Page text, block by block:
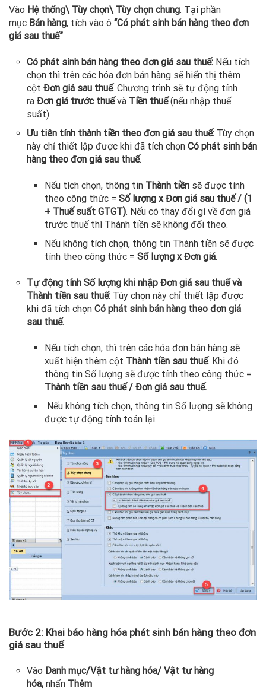
Vào Hệ thống\ Tùy chọn\ Tùy chọn chung. Tại phần
mục Bán hàng, tích vào ô “Có phát sinh bán hàng theo đơn
giá sau thuế”
Có phát sinh bán hàng theo đơn giá sau thuế: Nếu tích
chọn thì trên các hóa đơn bán hàng sẽ hiển thị thêm
cột Đơn giá sau thuế. Chương trình sẽ tự động tính
ra Đơn giá trước thuếvà Tiền thuế(nếu nhập thuế
suất).
Ưu tiên tính thành tiền theo đơn giá sau thuế: Tùy chọn
này chỉ thiết lập được khi đã tích chọn Có phát sinh bán
hàng theo đơn giá sau thuế.
Nếu tích chọn, thông tin Thành tiền sẽ được tính
theo công thức = Số lượng x Đơn giá sau thuế / (1
+ Thuế suất GTGT). Nếu có thay đổi gì về đơn giá
trước thuế thì Thành tiền sẽ không đổi theo.
Nếu không tích chọn, thông tin Thành tiền sẽ được
tính theo công thức = Số lượng x Đơn giá.
Tự động tính Số lượng khi nhập Đơn giá sau thuế và
Thành tiền sau thuế: Tùy chọn này chỉ thiết lập được
khi đã tích chọn Có phát sinh bán hàng theo đơn giá
sau thuế.
Nếu tích chọn, thì trên các hóa đơn bán hàng sẽ
xuất hiện thêm cột Thành tiền sau thuế. Khi đó
thông tin Số lượng sẽ được tính theo công thức =
Thành tiền sau thuế / Đơn giá sau thuế.
Nếu không tích chọn, thông tin Số lượng sẽ không
được tự động tính toán lại.
Bước 2: Khai báo hàng hóa phát sinh bán hàng theo đơn
giá sau thuế
Vào Danh mục/Vật tư hàng hóa/ Vật tư hàng
hóa, nhấn Thêm